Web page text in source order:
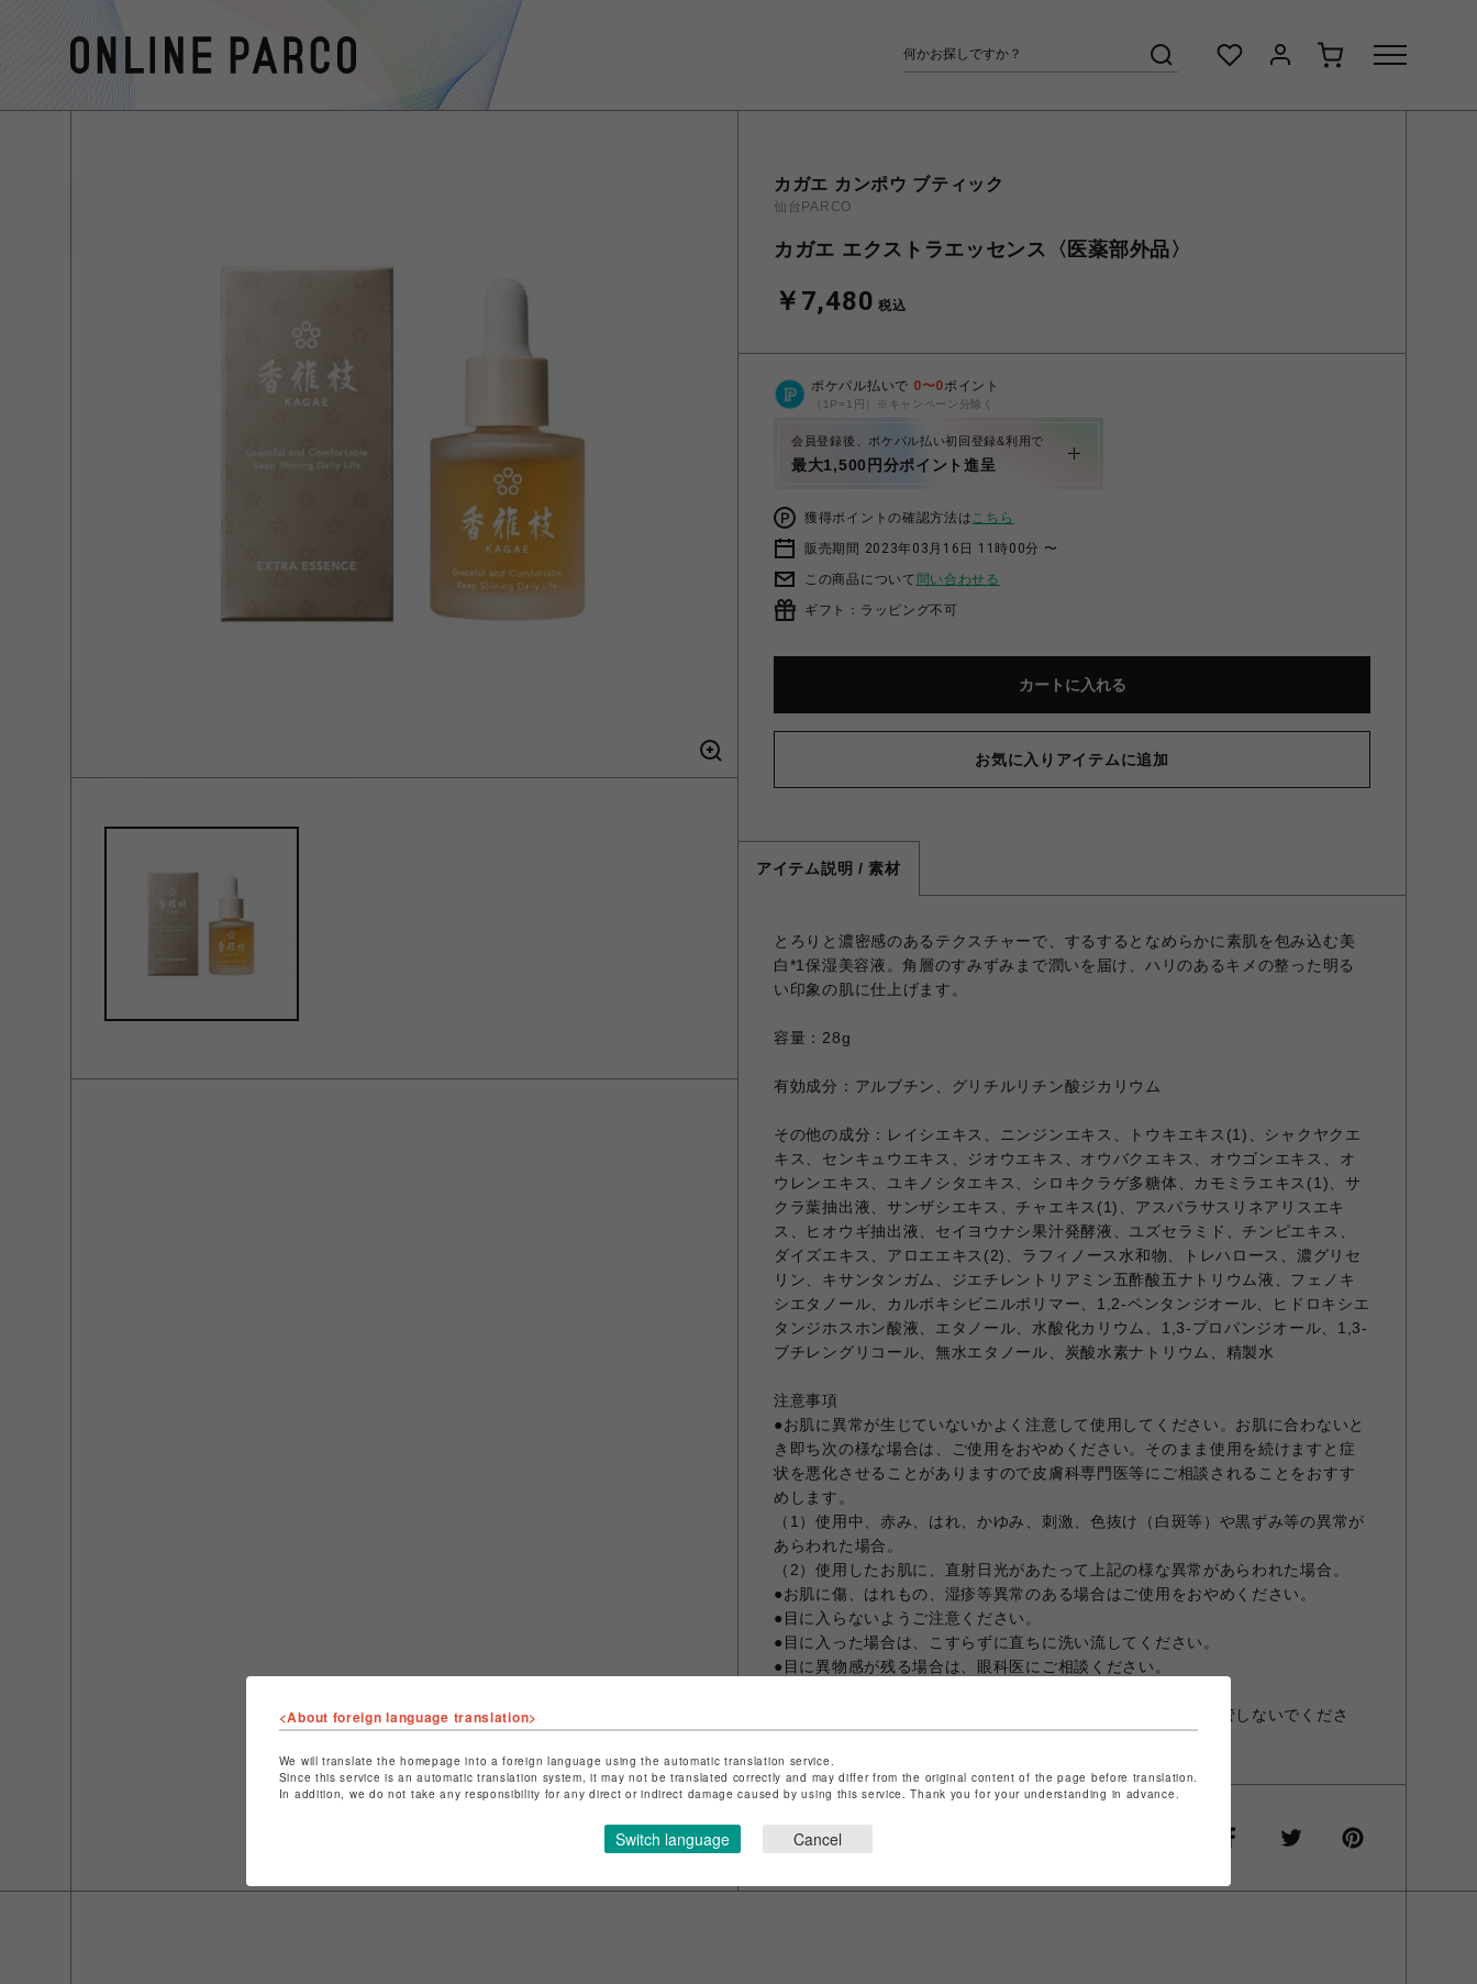
カガエ カンポウ ブティック
仙台PARCO
カガエ エクストラエッセンス〈医薬部外品〉
￥7,480 税込
ポケパル払いで 0〜0ポイント
（1P=1円）※キャンペーン分除く
会員登録後、ポケパル払い初回登録&利用で
最大1,500円分ポイント進呈
獲得ポイントの確認方法はこちら
販売期間 2023年03月16日 11時00分 〜
この商品について 問い合わせる
ギフト：ラッピング不可
カートに入れる
お気に入りアイテムに追加
アイテム説明 / 素材
とろりと濃密感のあるテクスチャーで、するするとなめらかに素肌を包み込む美
白*1保湿美容液。角層のすみずみまで潤いを届け、ハリのあるキメの整った明る
い印象の肌に仕上げます。
容量：28g
有効成分：アルブチン、グリチルリチン酸ジカリウム
その他の成分：レイシエキス、ニンジンエキス、トウキエキス(1)、シャクヤクエ
キス、センキュウエキス、ジオウエキス、オウバクエキス、オウゴンエキス、オ
ウレンエキス、ユキノシタエキス、シロキクラゲ多糖体、カモミラエキス(1)、サ
クラ葉抽出液、サンザシエキス、チャエキス(1)、アスパラサスリネアリスエキ
ス、ヒオウギ抽出液、セイヨウナシ果汁発酵液、ユズセラミド、チンピエキス、
ダイズエキス、アロエエキス(2)、ラフィノース水和物、トレハロース、濃グリセ
リン、キサンタンガム、ジエチレントリアミン五酢酸五ナトリウム液、フェノキ
シエタノール、カルボキシビニルポリマー、1,2-ペンタンジオール、ヒドロキシエ
タンジホスホン酸液、エタノール、水酸化カリウム、1,3-プロパンジオール、1,3-
ブチレングリコール、無水エタノール、炭酸水素ナトリウム、精製水
注意事項
●お肌に異常が生じていないかよく注意して使用してください。お肌に合わないと
き即ち次の様な場合は、ご使用をおやめください。そのまま使用を続けますと症
状を悪化させることがありますので皮膚科専門医等にご相談されることをおすす
めします。
（1）使用中、赤み、はれ、かゆみ、刺激、色抜け（白斑等）や黒ずみ等の異常が
あらわれた場合。
（2）使用したお肌に、直射日光があたって上記の様な異常があらわれた場合。
●お肌に傷、はれもの、湿疹等異常のある場合はご使用をおやめください。
●目に入らないようご注意ください。
●目に入った場合は、こすらずに直ちに洗い流してください。
●目に異物感が残る場合は、眼科医にご相談ください。
●極端に高温または低温の場所、直射日光が当たる場所には保管しないでくださ
シェアする
<About foreign language translation>
We will translate the homepage into a foreign language using the automatic translation service.
Since this service is an automatic translation system, it may not be translated correctly and may differ from the original content of the page before translation.
In addition, we do not take any responsibility for any direct or indirect damage caused by using this service. Thank you for your understanding in advance.
Switch language Cancel